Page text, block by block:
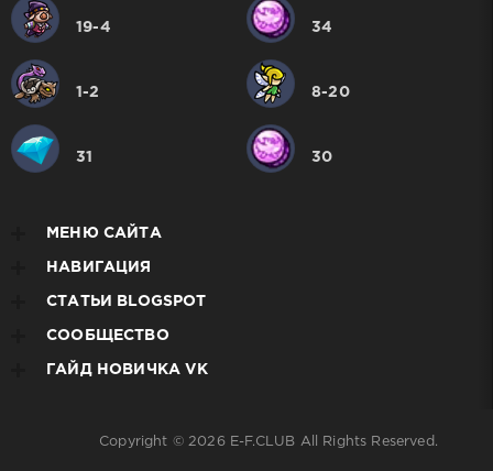
19-4 34
1-2 8-20
31 30
МЕНЮ САЙТА
НАВИГАЦИЯ
СТАТЬИ BLOGSPOT
СООБЩЕСТВО
ГАЙД НОВИЧКА VK
Copyright © 2026 E-F.CLUB All Rights Reserved.